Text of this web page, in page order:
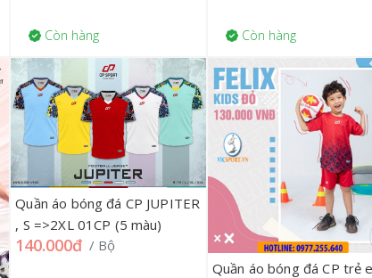
Còn hàng Còn hàng
Quần áo bóng đá CP JUPITER
, S =>2XL 01CP (5 màu)
140.000đ / Bộ
Quần áo bóng đá CP trẻ